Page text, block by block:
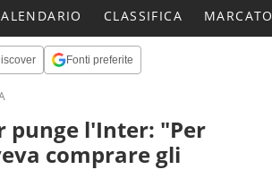
CLASSIFICA
Fonti preferite
punge l'Inter: "Per
comprare gli